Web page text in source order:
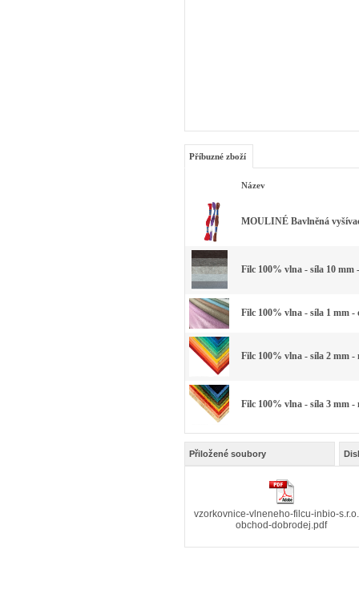
Příbuzné zboží
Název
MOULINÉ Bavlněná
Filc 100% vlna - síla 10 mm
Filc 100% vlna - síla 1 mm
Filc 100% vlna - síla 2 mm -
Filc 100% vlna - síla 3 mm -
Přiložené soubory
vzorkovnice-vlneneho-filcu-inbio-
obchod-dobrodej.pdf